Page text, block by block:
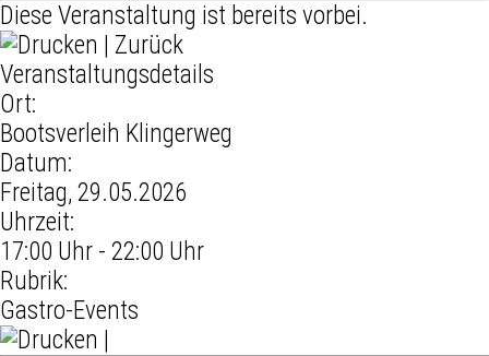
Diese Veranstaltung ist bereits vorbei.
Zurück
Veranstaltungsdetails
Ort:
Bootsverleih Klingerweg
Datum:
Freitag, 29.05.2026
Uhrzeit:
17:00 Uhr - 22:00 Uhr
Rubrik:
Gastro-Events